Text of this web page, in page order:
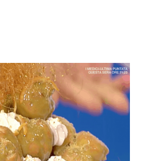
Cucina e Ricette
Consigli di Cucina